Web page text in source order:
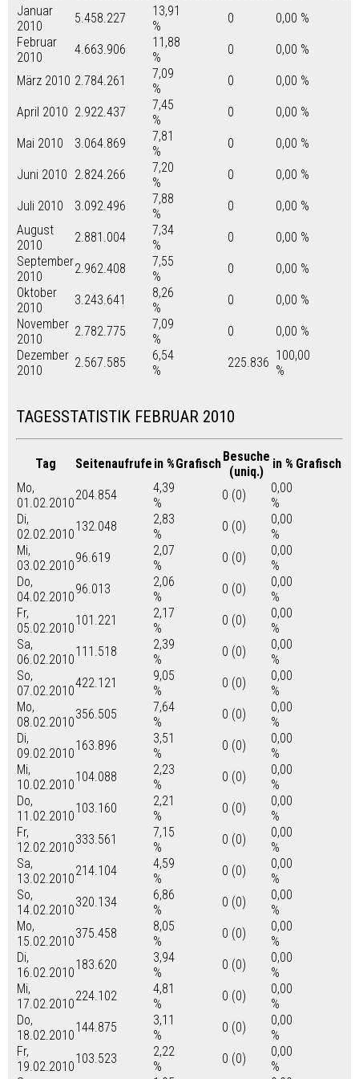
Januar
2010
5.458.227
13,91
%
0
0,00 %
Februar
2010
4.663.906
11,88
%
0 0,00 %
März 2010 2.784.261
7,09
%
0 0,00 %
April 2010 2.922.437
7,45
%
0 0,00 %
Mai 2010 3.064.869
7,81
%
0 0,00 %
Juni 2010 2.824.266
7,20
%
0 0,00 %
Juli 2010 3.092.496
7,88
%
0
0,00 %
August
2010
2.881.004
7,34
%
0
0,00 %
September
2010
2.962.408
7,55
%
0
0,00 %
Oktober
2010
3.243.641
8,26
%
0
0,00 %
November
2010
2.782.775
7,09
%
0
0,00 %
Dezember
2010
2.567.585
6,54
%
225.836 100,00
%
TAGESSTATISTIK FEBRUAR 2010
Tag Seitenaufrufe in %GrafischBesuche
(uniq.)
in % Grafisch
Mo,
01.02.2010
204.854
4,39
%
0 (0)
0,00
%
Di,
02.02.2010
132.048
2,83
%
0 (0)
0,00
%
Mi,
03.02.2010
96.619
2,07
%
0 (0)
0,00
%
Do,
04.02.2010
96.013
2,06
%
0 (0)
0,00
%
Fr,
05.02.2010
101.221
2,17
%
0 (0)
0,00
%
Sa,
06.02.2010
111.518
2,39
%
0 (0)
0,00
%
So,
07.02.2010
422.121
9,05
%
0 (0)
0,00
%
Mo,
08.02.2010
356.505
7,64
%
0 (0)
0,00
%
Di,
09.02.2010
163.896
3,51
%
0 (0)
0,00
%
Mi,
10.02.2010
104.088
2,23
%
0 (0)
0,00
%
Do,
11.02.2010
103.160
2,21
%
0 (0)
0,00
%
Fr,
12.02.2010
333.561
7,15
%
0 (0)
0,00
%
Sa,
13.02.2010
214.104
4,59
%
0 (0)
0,00
%
So,
14.02.2010
320.134
6,86
%
0 (0)
0,00
%
Mo,
15.02.2010
375.458
8,05
%
0 (0)
0,00
%
Di,
16.02.2010
183.620
3,94
%
0 (0)
0,00
%
Mi,
17.02.2010
224.102
4,81
%
0 (0)
0,00
%
Do,
18.02.2010
144.875
3,11
%
0 (0)
0,00
%
Fr,
19.02.2010
103.523
2,22
%
0 (0)
0,00
%